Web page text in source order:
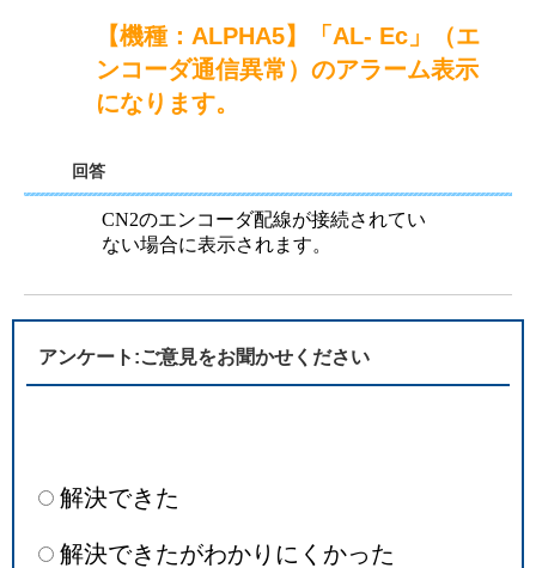
【機種：ALPHA5】「AL- Ec」（エ
ンコーダ通信異常）のアラーム表示
になります。
回答
CN2のエンコーダ配線が接続されてい
ない場合に表示されます。
アンケート:ご意見をお聞かせください
解決できた
解決できたがわかりにくかった